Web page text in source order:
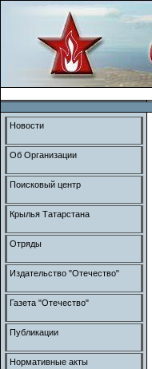
Новости
Об Организации
Поисковый центр
Крылья Татарстана
Отряды
Издательство "Отечество"
Газета "Отечество"
Публикации
Нормативные акты